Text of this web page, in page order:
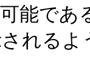
能であ
れるよ